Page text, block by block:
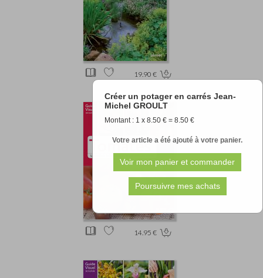
Créer un potager en carrés Jean-
Michel GROULT
Montant : 1 x 8.50 € = 8.50 €
Votre article a été ajouté à votre panier.
19.90 €
14.95 €